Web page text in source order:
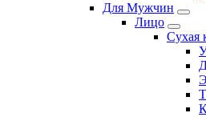
Для Мужчин
Лицо
Сухая